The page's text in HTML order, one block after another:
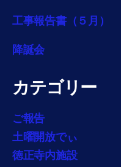
工事報告書（５月）
降誕会
カテゴリー
ご報告
土曜開放でぃ
徳正寺内施設